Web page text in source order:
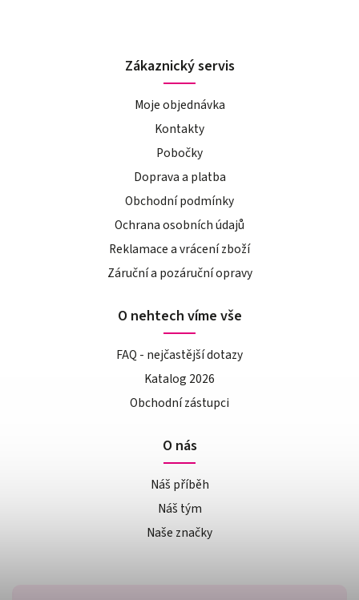
Zákaznický servis
Moje objednávka
Kontakty
Pobočky
Doprava a platba
Obchodní podmínky
Ochrana osobních údajů
Reklamace a vrácení zboží
Záruční a pozáruční opravy
O nehtech víme vše
FAQ - nejčastější dotazy
Katalog 2026
Obchodní zástupci
O nás
Náš příběh
Náš tým
Naše značky